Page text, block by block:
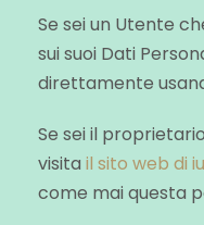
Se sei un Utente
sui suoi Dati
direttamente
Se sei il
visita il sito web di
come mai questa